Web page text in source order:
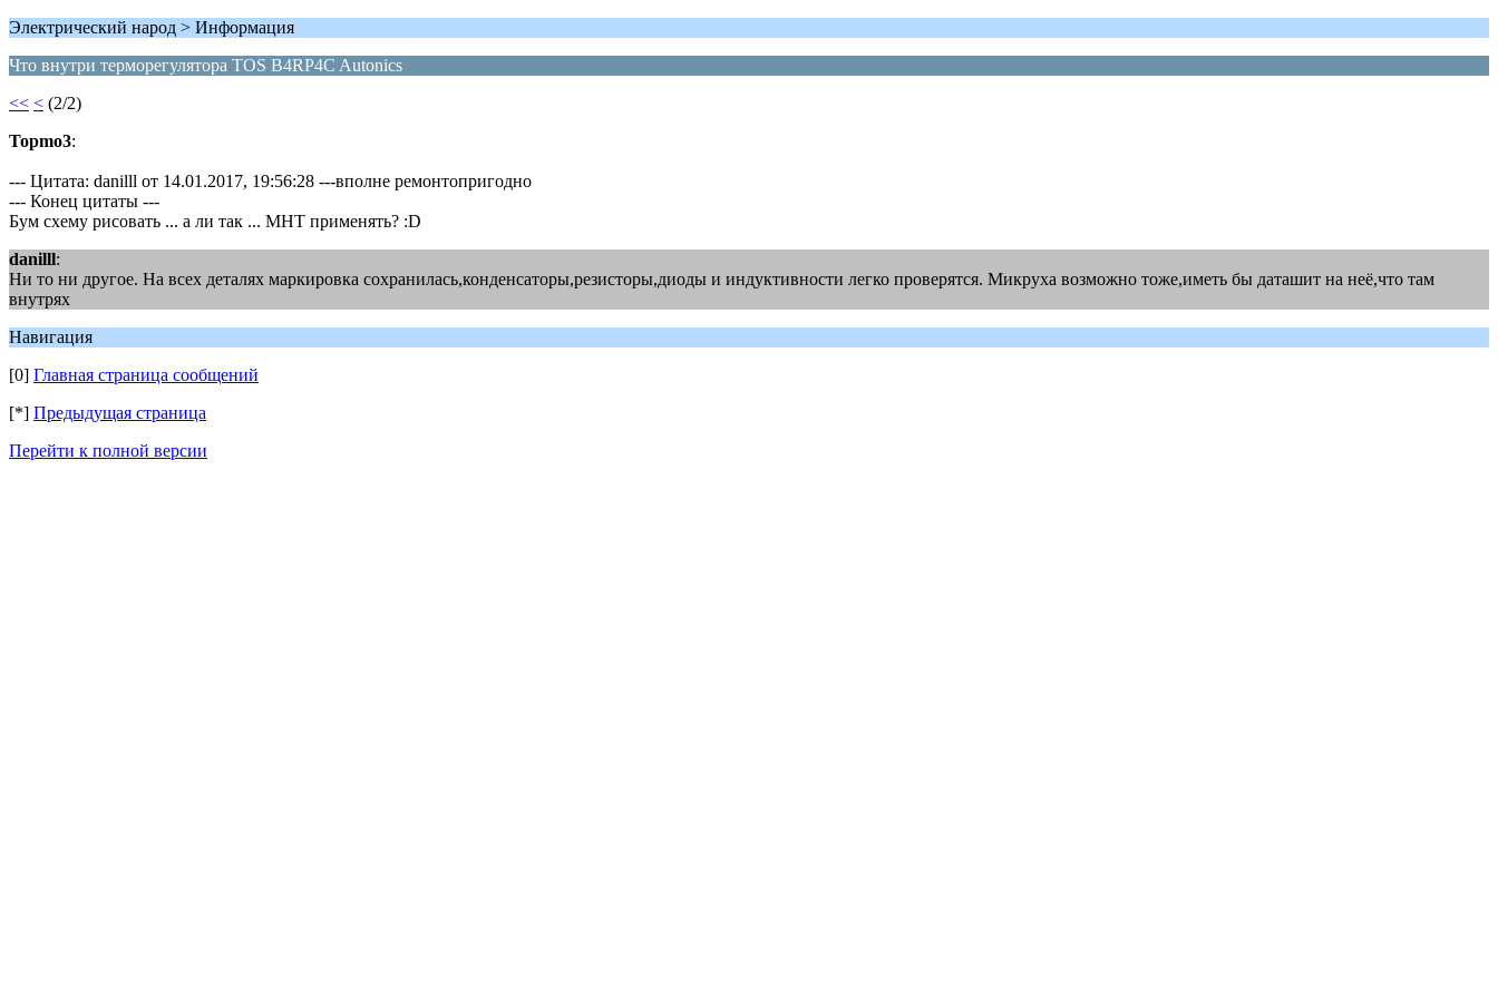
Электрический народ > Информация
Что внутри терморегулятора TOS B4RP4C Autonics
<< < (2/2)
Topmo3:
--- Цитата: danilll от 14.01.2017, 19:56:28 ---вполне ремонтопригодно
--- Конец цитаты ---
Бум схему рисовать ... а ли так ... МНТ применять? :D
danilll:
Ни то ни другое. На всех деталях маркировка сохранилась,конденсаторы,резисторы,диоды и индуктивности легко проверятся. Микруха возможно тоже,иметь бы даташит на неё,что там
внутрях
Навигация
[0] Главная страница сообщений
[*] Предыдущая страница
Перейти к полной версии